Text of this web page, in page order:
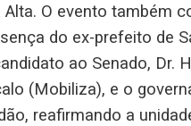
Alta. O evento também
do ex-prefeito de
ao Senado, Dr.
(Mobiliza), e o
reafirmando a